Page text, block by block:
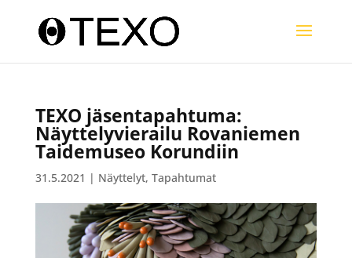
TEXO jäsentapahtuma:
Näyttelyvierailu Rovaniemen
Taidemuseo Korundiin
31.5.2021 | Näyttelyt, Tapahtumat